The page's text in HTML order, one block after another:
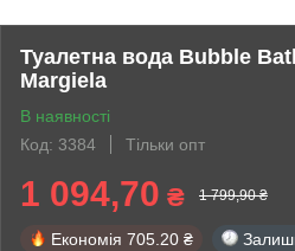
Туалетна вода Bubble
Margiela
В наявності
Код: 3384
Тільки опт
1 094,70 ₴ 1 799,90 ₴
Економія 705.20 ₴